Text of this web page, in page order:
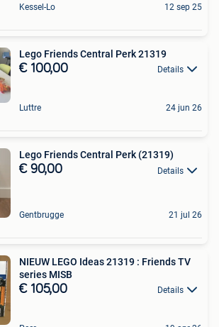
Kessel-Lo 12 sep 25
Lego Friends Central Perk 21319
€ 100,00 Details
Luttre 24 jun 26
Lego Friends Central Perk (21319)
€ 90,00 Details
Gentbrugge 21 jul 26
NIEUW LEGO Ideas 21319 : Friends TV
series MISB
€ 105,00 Details